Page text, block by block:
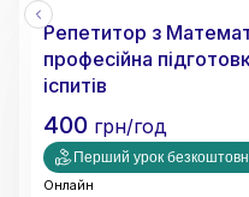
Репетитор з
професійна
іспитів
400 грн/год
Перший урок
Онлайн